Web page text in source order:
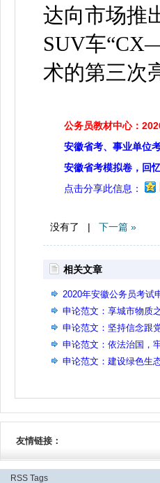
达向市场推
SUV车
术的第三次
公务员教材中心：
安徽省考、事业单位
安徽省考模拟卷，回
点击分享此信息：
没有了 | 下一篇 »
相关文章
2020年安徽公务员考试
申论范文：享城市物质
申论范文：坚持信念跟
申论范文：依法治国，
申论范文：建设绿色生
友情链接：
RSS Tags